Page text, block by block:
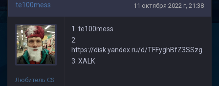
te100mess 11 октября 2022 г, 21:38
Любитель CS
1. te100mess
2.
https://disk.yandex.ru/d/TFFyghBfZ3SSzg
3. XALK